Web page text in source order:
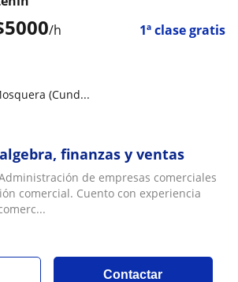
5000/h 1ª clase gratis
(Cund...
finanzas y ventas
de empresas comerciales
comercial. Cuento con experiencia
Contactar